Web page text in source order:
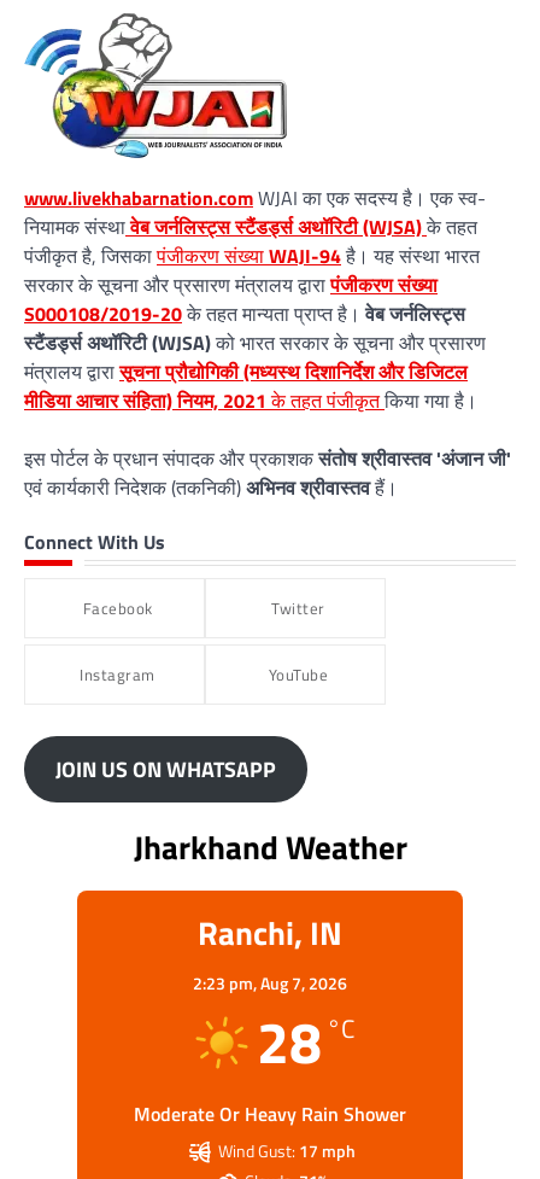
www.livekhabarnation.comWJAI का एक सदस्य है। एक स्व-
नियामक संस्थावेब जर्नलिस्ट्स स्टैंडर्ड्स अथॉरिटी (WJSA)के तहत
पंजीकृत है, जिसकापंजीकरण संख्याWAJI-94है। यह संस्था भारत
सरकार के सूचना और प्रसारण मंत्रालय द्वारापंजीकरण संख्या
S000108/2019-20के तहत मान्यता प्राप्त है।वेब जर्नलिस्ट्स
स्टैंडर्ड्स अथॉरिटी (WJSA)को भारत सरकार के सूचना और प्रसारण
मंत्रालय द्वारासूचना प्रौद्योगिकी (मध्यस्थ दिशानिर्देश और डिजिटल
मीडिया आचार संहिता) नियम, 2021 के तहत पंजीकृतकिया गया है।
इस पोर्टल के प्रधान संपादक और प्रकाशकसंतोष श्रीवास्तव 'अंजान जी'
एवं कार्यकारी निदेशक (तकनिकी)अभिनव श्रीवास्तवहैं।
Connect With Us
Facebook Twitter
Instagram YouTube
JOIN US ON WHATSAPP
Jharkhand Weather
Ranchi, IN
2:23 pm,Aug 7, 2026
28 °C
Moderate Or Heavy Rain Shower
Wind Gust: 17 mph